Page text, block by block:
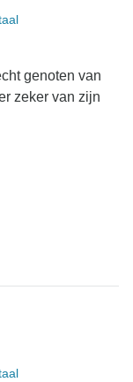
genoten van
zeker van zijn